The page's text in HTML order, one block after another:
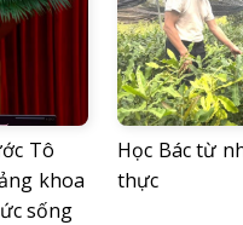
Tô
khoa
sống
Học Bác từ
thực